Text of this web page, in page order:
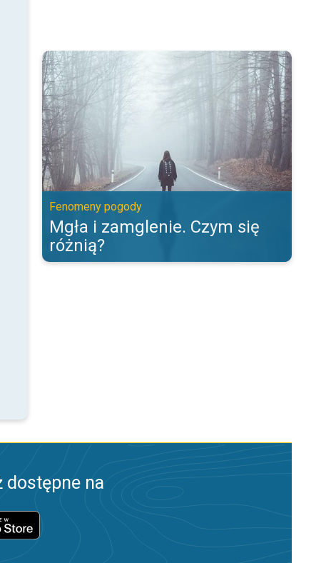
Mgła i zamglenie. Czym się różnią?. Fenomeny pogody. . .
Fenomeny pogody
Mgła i zamglenie. Czym się
różnią?
dostępne na